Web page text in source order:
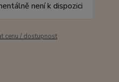
není k dispozici
cenu / dostupnost